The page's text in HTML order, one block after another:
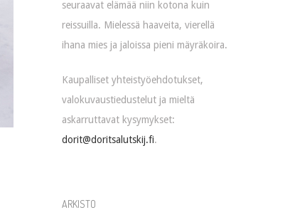
seuraavat elämää niin kotona kuin
reissuilla. Mielessä haaveita, vierellä
ihana mies ja jaloissa pieni mäyräkoira.
Kaupalliset yhteistyöehdotukset,
valokuvaustiedustelut ja mieltä
askarruttavat kysymykset:
dorit@doritsalutskij.fi.
ARKISTO